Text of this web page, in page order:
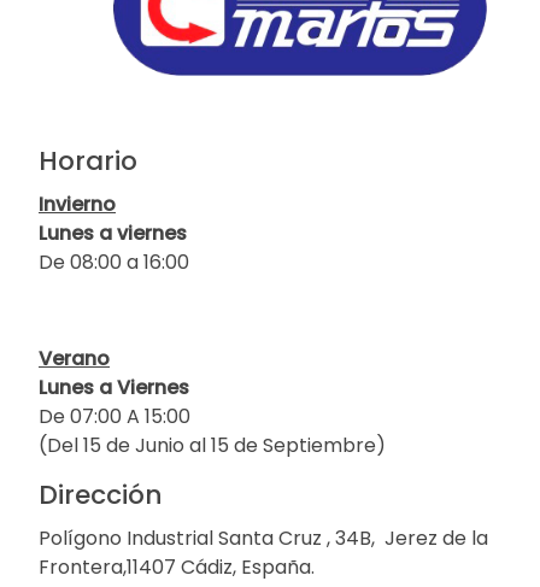
Horario
Invierno
Lunes a viernes
De 08:00 a 16:00
Verano
Lunes a Viernes
De 07:00 A 15:00
(Del 15 de Junio al 15 de Septiembre)
Dirección
Polígono Industrial Santa Cruz , 34B, Jerez de la
Frontera,11407 Cádiz, España.